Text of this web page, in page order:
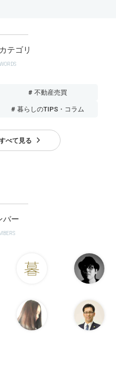
テゴリ
# 不動産売買
# 暮らしのTIPS・コラム
べて見る
バー